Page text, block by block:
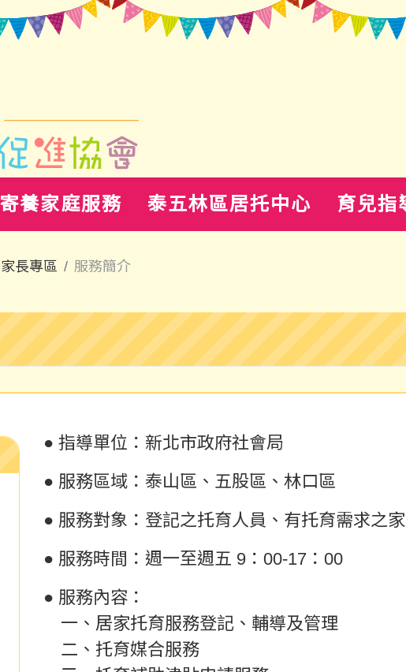
寄養家庭服務 泰五林區居托中心 育兒指
家長專區 服務簡介
● 指導單位：新北市政府社會局
● 服務區域：泰山區、五股區、林口區
● 服務對象：登記之托育人員、有托育需求之
● 服務時間：週一至週五 9：00-17：00
● 服務內容：
一、居家托育服務登記、輔導及管理
二、托育媒合服務